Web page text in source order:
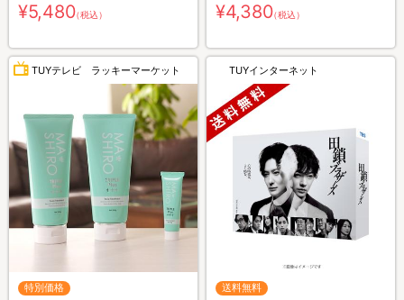
¥5,480（税込） ¥4,380（税込）
TUYテレビ ラッキーマーケット
特別価格
TUYインターネット
送料無料